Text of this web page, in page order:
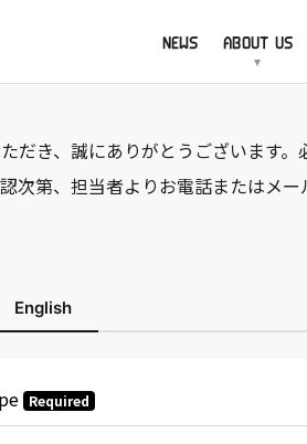
NEWS ABOUT US
だき、誠にありがとうございます
次第、担当者よりお電話またはメー
English